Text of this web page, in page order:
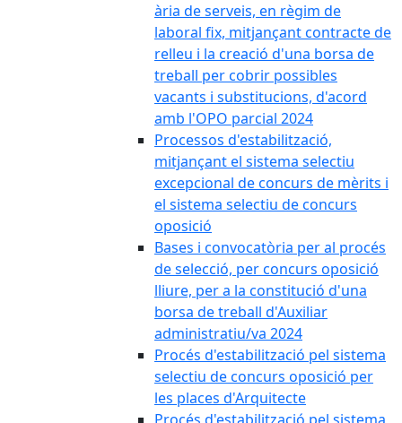
ària de serveis, en règim de
laboral fix, mitjançant contracte de
relleu i la creació d'una borsa de
treball per cobrir possibles
vacants i substitucions, d'acord
amb l'OPO parcial 2024
Processos d'estabilització,
mitjançant el sistema selectiu
excepcional de concurs de mèrits i
el sistema selectiu de concurs
oposició
Bases i convocatòria per al procés
de selecció, per concurs oposició
lliure, per a la constitució d'una
borsa de treball d'Auxiliar
administratiu/va 2024
Procés d'estabilització pel sistema
selectiu de concurs oposició per
les places d'Arquitecte